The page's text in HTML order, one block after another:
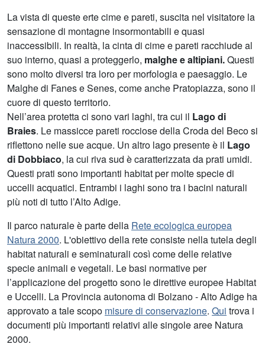
La vista di queste erte cime e pareti, suscita nel visitatore la
sensazione di montagne insormontabili e quasi
inaccessibili. In realtà, la cinta di cime e pareti racchiude al
suo interno, quasi a proteggerlo, malghe e altipiani.Questi
sono molto diversi tra loro per morfologia e paesaggio. Le
Malghe di Fanes e Senes, come anche Pratopiazza, sono il
cuore di questo territorio.
Nell’area protetta ci sono vari laghi, tra cui il Lago di
Braies. Le massicce pareti rocciose della Croda del Beco si
riflettono nelle sue acque. Un altro lago presente è il Lago
di Dobbiaco, la cui riva sud è caratterizzata da prati umidi.
Questi prati sono importanti habitat per molte specie di
uccelli acquatici. Entrambi i laghi sono tra i bacini naturali
più noti di tutto l’Alto Adige.
Il parco naturale è parte della Rete ecologica europea
Natura 2000. L'obiettivo della rete consiste nella tutela degli
habitat naturali e seminaturali così come delle relative
specie animali e vegetali. Le basi normative per
l’applicazione del progetto sono le direttive europee Habitat
e Uccelli. La Provincia autonoma di Bolzano - Alto Adige ha
approvato a tale scopo misure di conservazione. Qui trova i
documenti più importanti relativi alle singole aree Natura
2000.